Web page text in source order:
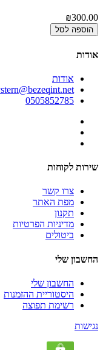
₪300.00
הוספה לסל
אודות
אודות
0505852785
שירות לקוחות
צרו קשר
מפת האתר
תקנון
מדיניות הפרטיות
ביטולים
החשבון שלי
החשבון שלי
היסטוריית ההזמנות
רשימת תפוצה
נגישות